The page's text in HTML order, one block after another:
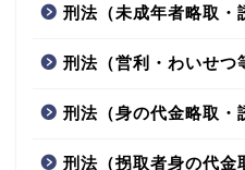
刑法（未成年者略取・
刑法（営利・わいせつ
刑法（身の代金略取・
刑法（拐取者身の代金